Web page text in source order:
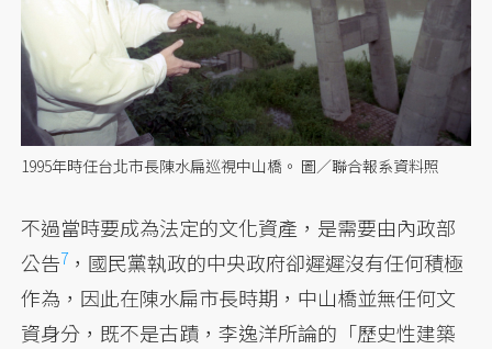
1995年時任台北市長陳水扁巡視中山橋。 圖／聯合報系資料照
不過當時要成為法定的文化資產，是需要由內政部
公告7 ，國民黨執政的中央政府卻遲遲沒有任何積極
作為，因此在陳水扁市長時期，中山橋並無任何文
資身分，既不是古蹟，李逸洋所論的「歷史性建築